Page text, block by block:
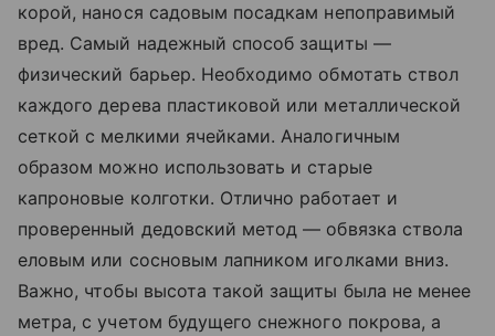
корой, нанося садовым посадкам непоправимый
вред. Самый надежный способ защиты —
физический барьер. Необходимо обмотать ствол
каждого дерева пластиковой или металлической
сеткой с мелкими ячейками. Аналогичным
образом можно использовать и старые
капроновые колготки. Отлично работает и
проверенный дедовский метод — обвязка ствола
еловым или сосновым лапником иголками вниз.
Важно, чтобы высота такой защиты была не менее
метра, с учетом будущего снежного покрова, а